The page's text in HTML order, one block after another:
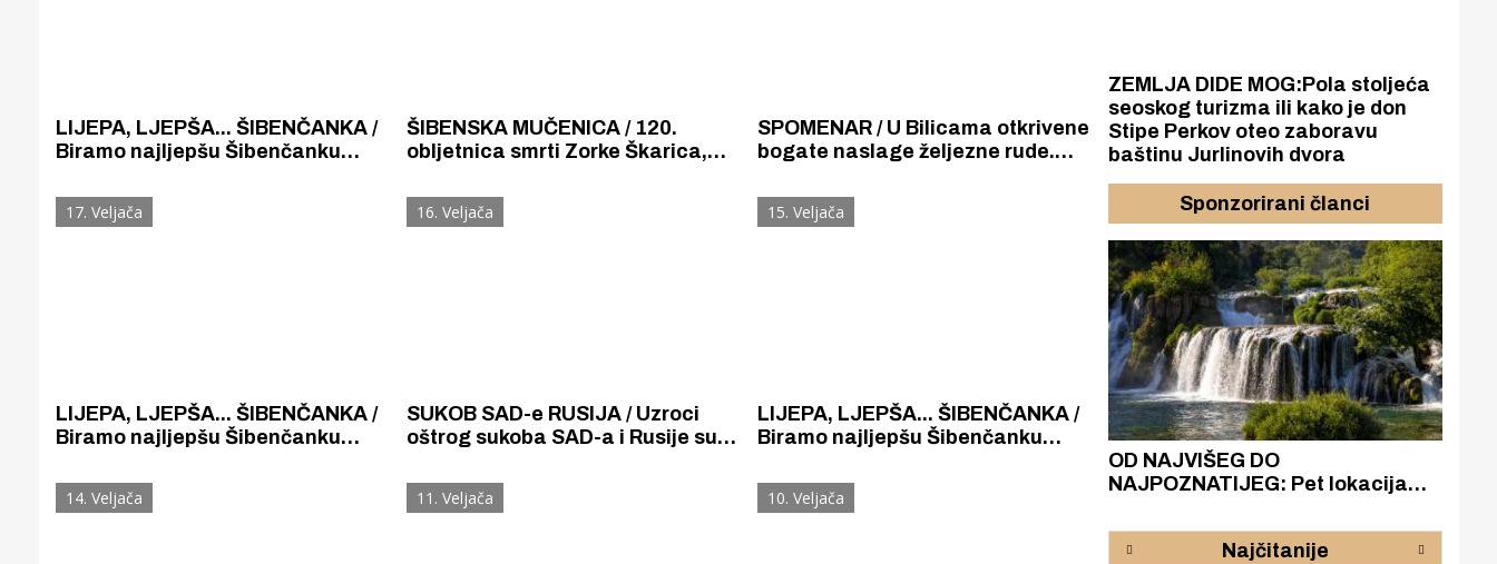
LIJEPA, LJEPŠA... ŠIBENČANKA /
Biramo najljepšu Šibenčanku
ŠIBENSKA MUČENICA / 120.
obljetnica smrti Zorke Škarica,
glasu svetosti
SPOMENAR / U Bilicama otkrivene
bogate naslage željezne rude.
proizvodnju željeznog sulfata.
17. Veljača
LIJEPA, LJEPŠA... ŠIBENČANKA /
Biramo najljepšu Šibenčanku
16. Veljača
SUKOB SAD-e RUSIJA / Uzroci
oštrog sukoba SAD-a i Rusije su
Ostatak svijeta pita se je li rat
neizbježan?
15. Veljača
LIJEPA, LJEPŠA... ŠIBENČANKA /
Biramo najljepšu Šibenčanku
14. Veljača 11. Veljača 10. Veljača
ZEMLJA DIDE MOG:Pola stoljeća
seoskog turizma ili kako je don
Stipe Perkov oteo zaboravu
baštinu Jurlinovih dvora
Sponzorirani članci
Otkrijte hostel Titius u
edukativnom kampusu NP Krka u
električnih autobusa: izgrađeno
12 punionica na kolodvoru
OD NAJVIŠEG DO
NAJPOZNATIJEG: Pet lokacija
rijeke Krke
Najčitanije